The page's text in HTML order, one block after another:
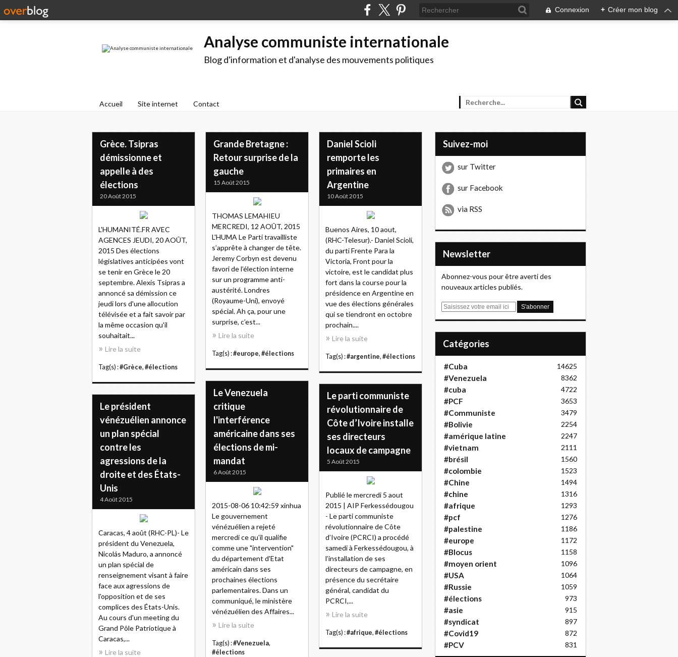
Connexion + Créer mon blog
Analyse communiste internationale
Blog d'information et d'analyse des mouvements politiques
Accueil Site internet Contact
Grèce. Tsipras
démissionne et
appelle à des
élections
20 Août 2015
L'HUMANITÉ.FR AVEC
AGENCES JEUDI, 20 AOÛT,
2015 Des élections
législatives anticipées vont
se tenir en Grèce le 20
septembre. Alexis Tsipras a
annoncé sa démission ce
jeudi lors d'une allocution
télévisée et a fait savoir par
la même occasion qu'il
souhaitait...
Lire la suite
Tag(s) :#Grèce, #élections
Grande Bretagne :
Retour surprise de la
gauche
15 Août 2015
THOMAS LEMAHIEU
MERCREDI, 12 AOÛT, 2015
L'HUMA Le Parti travailliste
s’apprête à changer de tête.
Jeremy Corbyn est devenu
favori de l’élection interne
sur un programme anti-
austérité. Londres
(Royaume-Uni), envoyé
spécial. Ah ça, pour une
surprise, c’est...
Lire la suite
Tag(s) :#europe, #élections
Daniel Scioli
remporte les
primaires en
Argentine
10 Août 2015
Buenos Aires, 10 aout,
(RHC-Telesur).- Daniel Scioli,
du parti Frente Para la
Victoria, Front pour la
victoire, est le candidat plus
fort dans la course pour la
présidence en Argentine en
vue des élections générales
qui se tiendront en octobre
prochain....
Lire la suite
Tag(s) :#argentine, #élections
Le Venezuela
critique
l'interférence
américaine dans ses
élections de mi-
mandat
6 Août 2015
2015-08-06 10:42:59 xinhua
Le gouvernement
vénézuélien a rejeté
mercredi ce qu'il qualifie
comme une "intervention"
du département d'Etat
américain dans ses
prochaines élections
parlementaires. Dans un
communiqué, le ministère
vénézuélien des Affaires...
Lire la suite
Tag(s) :#Venezuela,
#élections
Le parti communiste
révolutionnaire de
Côte d’Ivoire installe
ses directeurs
locaux de campagne
5 Août 2015
Publié le mercredi 5 aout
2015 | AIP Ferkessédougou
- Le parti communiste
révolutionnaire de Côte
d’Ivoire (PCRCI) a procédé
samedi à Ferkessédougou, à
l’installation de ses
directeurs de campagne, en
présence du secrétaire
général, candidat du
PCRCI,...
Lire la suite
Tag(s) :#afrique, #élections
Le président
vénézuélien annonce
un plan spécial
contre les
agressions de la
droite et des États-
Unis
4 Août 2015
Caracas, 4 août (RHC-PL)- Le
président du Venezuela,
Nicolás Maduro, a annoncé
un plan spécial de
renseignement visant à faire
face aux agressions de
l'opposition et de ses
complices des États-Unis.
Au cours d'un meeting du
Grand Pôle Patriotique à
Caracas,...
Lire la suite
Suivez-moi
sur Twitter
sur Facebook
via RSS
Newsletter
Abonnez-vous pour être averti des
nouveaux articles publiés.
E
Catégories
#Cuba 14625
#Venezuela 8362
#cuba 4722
#PCF 3653
#Communiste 3479
#Bolivie 2254
#amérique latine 2247
#vietnam 2111
#brésil 1560
#colombie 1523
#Chine 1494
#chine 1316
#afrique 1293
#pcf 1276
#palestine 1186
#europe 1172
#Blocus 1158
#moyen orient 1096
#USA 1064
#Russie 1059
#élections 973
#asie 915
#syndicat 897
#Covid19 872
#PCV 831